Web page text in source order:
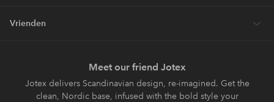
Vrienden
Meet our friend Jotex
Jotex delivers Scandinavian design, re-imagined. Get the
clean, Nordic base, infused with the bold style your